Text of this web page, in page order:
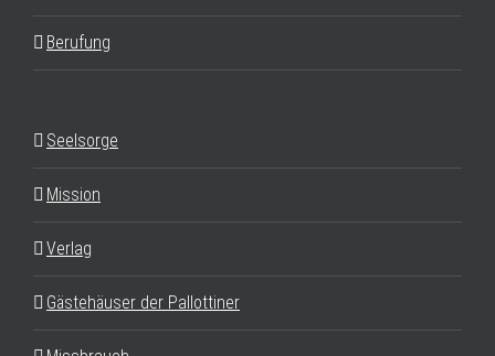
Berufung
Seelsorge
Mission
Verlag
Gästehäuser der Pallottiner